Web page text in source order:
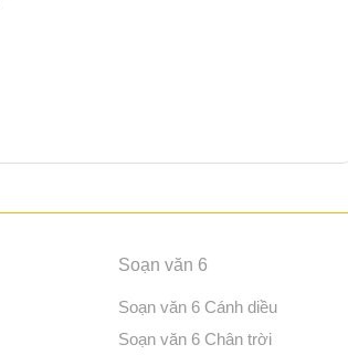
Soạn văn 6
Soạn văn 6 Cánh diều
Soạn văn 6 Chân trời